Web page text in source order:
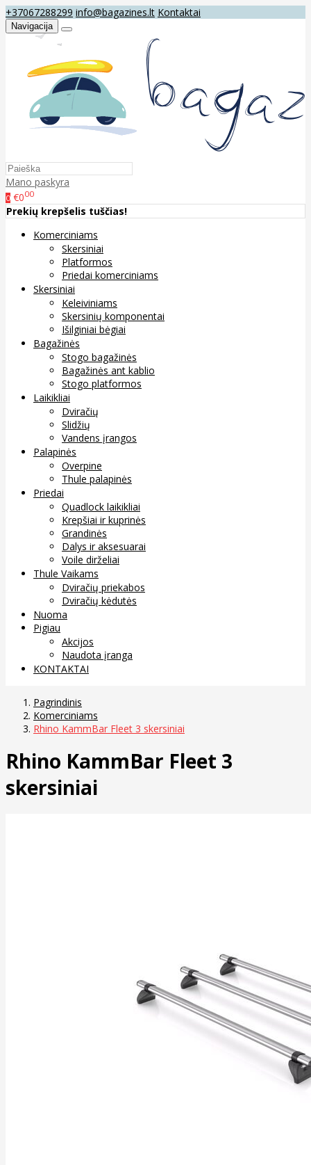
+37067288299 info@bagazines.lt Kontaktai
Navigacija
Mano paskyra
0 €000
Prekių krepšelis tuščias!
Komerciniams
Skersiniai
Platformos
Priedai komerciniams
Skersiniai
Keleiviniams
Skersinių komponentai
Išilginiai bėgiai
Bagažinės
Stogo bagažinės
Bagažinės ant kablio
Stogo platformos
Laikikliai
Dviračių
Slidžių
Vandens įrangos
Palapinės
Overpine
Thule palapinės
Priedai
Quadlock laikikliai
Krepšiai ir kuprinės
Grandinės
Dalys ir aksesuarai
Voile dirželiai
Thule Vaikams
Dviračių priekabos
Dviračių kėdutės
Nuoma
Pigiau
Akcijos
Naudota įranga
KONTAKTAI
Pagrindinis
Komerciniams
Rhino KammBar Fleet 3 skersiniai
Rhino KammBar Fleet 3
skersiniai